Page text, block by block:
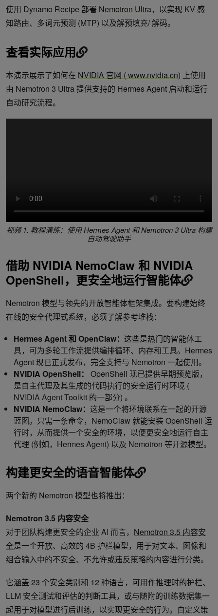
使用 Dynamo Recipe 部署 Nemotron Ultra，以实现 KV 感
知路由、多词元预测 (MTP) 以及解预填充/ 解码。
查看实际应用
本演示展示了如何在 NVIDIA 官网 ( www.nvidia.cn) 上使用
由 Nemotron 3 Ultra 提供支持的 Hermes Agent 启动和运行
自动研究流程。
视频 1. 教程演练：使用 Hermes Agent 和 Nemotron 3 Ultra 构建
自动驾驶助手
借助 NVIDIA NemoClaw 和 NVIDIA
OpenShell，更安全地运行智能体
Nemotron 模型与领先的开放智能体框架集成。要构建始终
在线的安全代理式系统，必须了解参考堆栈：
Hermes Agent 和 OpenClaw： 这些是热门的智能体工
具，可为多轮工作流提供编排循环、内存和工具。Hermes
Agent 现已正式发布，完全支持与 Nemotron 一起使用。
NVIDIA OpenShell：
OpenShell 现已提供早期预览版，
是自主代理及其生成的代码执行的安全运行时环境 (
NVIDIA Agent Toolkit 的一部分) 。
NVIDIA NemoClaw： 这是一个将环境联系在一起的开源
蓝图。只需一条命令，NemoClaw 就能安装 OpenShell 运
行时，从而提供一个安全的环境，以便更安全地运行自主
代理 (例如，Hermes Agent) 以及 Nemotron 等开源模型。
构建更安全的语音智能体
两个新的 Nemotron 模型也将推出：
Nemotron 3.5 内容安全
对于团队构建更安全的企业 AI 而言， Nemotron 3.5 内容安
全是一个开放、高效的 4B 护栏模型，用于对文本、图像和
组合输入中的不安全、不允许或违反策略的内容进行分类。
它涵盖 23 个安全类别和 12 种语言，可用作推理时的护栏、
LLM 安全测试和评估的判断工具，或与随附的训练数据集一
起用于对模型进行后训练，以实现更安全的行为。自定义策